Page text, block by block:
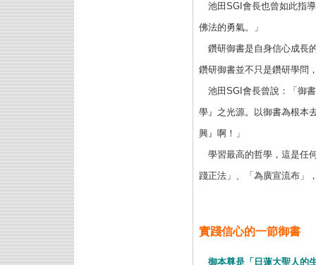
池田SGI會長也曾如此指
佛法的勇氣。」
鑽研御書是自身信心成長
鑽研御書並不只是鑽研學問
池田SGI會長曾說：「御
學』之光源。以御書為根本
興』啊！」
學習最高的哲學，這是任
踐正法」、「為廣宣流布」
實踐信心的一節御書
御本尊是「日蓮大聖人的